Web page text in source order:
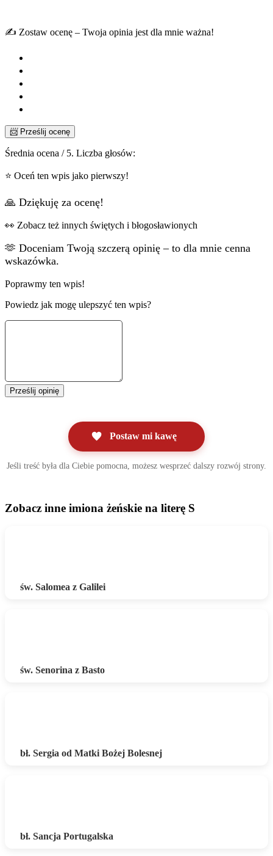
✍️ Zostaw ocenę – Twoja opinia jest dla mnie ważna!
📨 Prześlij ocenę
Średnia ocena / 5. Liczba głosów:
⭐ Oceń ten wpis jako pierwszy!
🙏 Dziękuję za ocenę!
👀 Zobacz też innych świętych i błogosławionych
🫶 Doceniam Twoją szczerą opinię – to dla mnie cenna
wskazówka.
Poprawmy ten wpis!
Powiedz jak mogę ulepszyć ten wpis?
Prześlij opinię
Postaw mi kawę
Jeśli treść była dla Ciebie pomocna, możesz wesprzeć dalszy rozwój strony.
Zobacz inne imiona żeńskie na literę S
św. Salomea z Galilei
św. Senorina z Basto
bł. Sergia od Matki Bożej Bolesnej
bł. Sancja Portugalska